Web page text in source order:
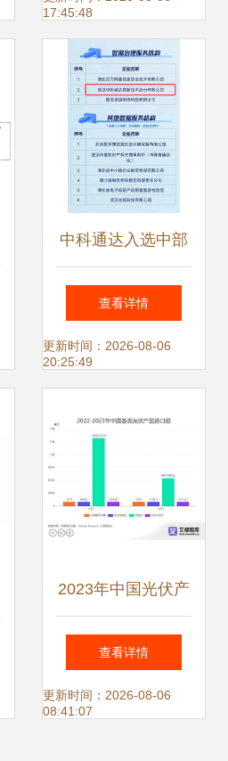
17:45:48
中科通达入选中部
数据流通服务中心
生态服务机构，赋
查看详情
更新时间：2026-08-06
20:25:49
2023年中国光伏产
品进出口贸易全景
透视 新质生产力驱
查看详情
更新时间：2026-08-06
08:41:07